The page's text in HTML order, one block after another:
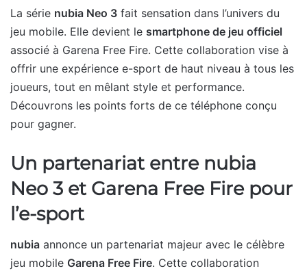
La série nubia Neo 3 fait sensation dans l’univers du
jeu mobile. Elle devient le smartphone de jeu officiel
associé à Garena Free Fire. Cette collaboration vise à
offrir une expérience e-sport de haut niveau à tous les
joueurs, tout en mêlant style et performance.
Découvrons les points forts de ce téléphone conçu
pour gagner.
Un partenariat entre nubia
Neo 3 et Garena Free Fire pour
l’e-sport
nubia annonce un partenariat majeur avec le célèbre
jeu mobile Garena Free Fire. Cette collaboration